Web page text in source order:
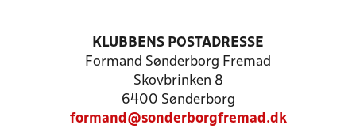
KLUBBENS POSTADRESSE
Formand Sønderborg Fremad
Skovbrinken 8
6400 Sønderborg
formand@sonderborgfremad.dk